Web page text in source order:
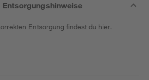
Entsorgungshinweise
Entsorgung findest du hier.